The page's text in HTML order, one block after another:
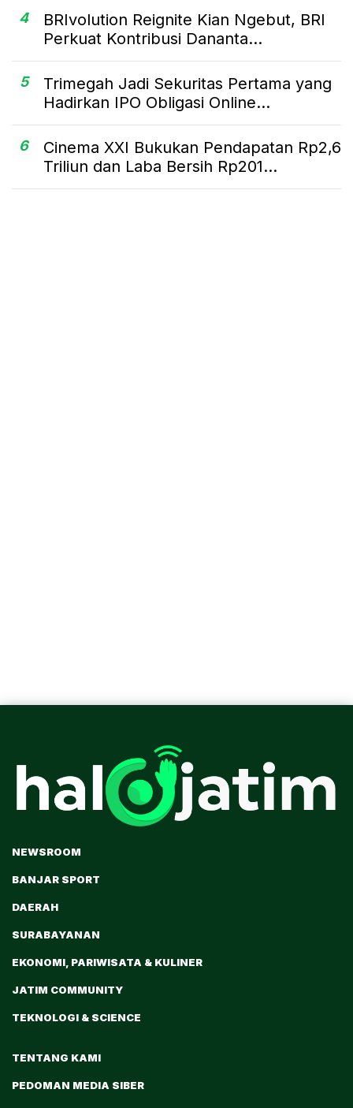
4
BRIvolution Reignite Kian Ngebut, BRI
Perkuat Kontribusi Dananta...
5
Trimegah Jadi Sekuritas Pertama yang
Hadirkan IPO Obligasi Online...
6
Cinema XXI Bukukan Pendapatan Rp2,6
Triliun dan Laba Bersih Rp201...
NEWSROOM
BANJAR SPORT
DAERAH
SURABAYANAN
EKONOMI, PARIWISATA & KULINER
JATIM COMMUNITY
TEKNOLOGI & SCIENCE
TENTANG KAMI
PEDOMAN MEDIA SIBER